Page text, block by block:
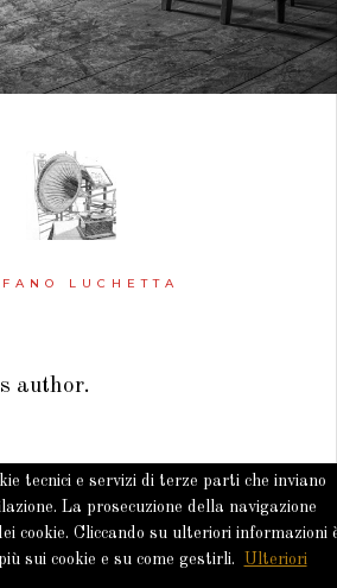
LUCHETTA
author.
Reserved · NKK
tecnici e servizi di terze parti che inviano
La prosecuzione della navigazione
cookie. Cliccando su ulteriori informazioni
sui cookie e su come gestirli.
Ulteriori